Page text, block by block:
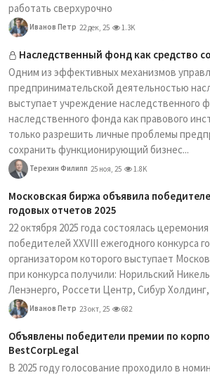
работать сверхурочно
Иванов Петр 22 дек, 25 1.3K
Наследственный фонд как средство
Одним из эффективных механизмов
предпринимательской деятельностью
выступает учреждение наследственного
наследственного фонда как правового
только разрешить личные проблемы
сохранить функционирующий бизнес...
Терехин Филипп 25 ноя, 25 1.8K
Московская биржа объявила
годовых отчетов 2025
22 октября 2025 года состоялась
победителей XXVIII ежегодного конкурса
организатором которого выступает
при конкурса получили: Норильский
Ленэнерго, Россети Центр, Сибур
Иванов Петр 23 окт, 25 682
Объявлены победители премии по
BestCorpLegal
В 2025 году голосование проходило в